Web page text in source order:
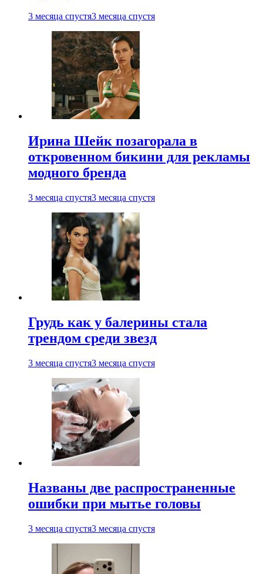
3 месяца спустя3 месяца спустя
Ирина Шейк позагорала в
откровенном бикини для рекламы
модного бренда
3 месяца спустя3 месяца спустя
Грудь как у балерины стала
трендом среди звезд
3 месяца спустя3 месяца спустя
Названы две распространенные
ошибки при мытье головы
3 месяца спустя3 месяца спустя